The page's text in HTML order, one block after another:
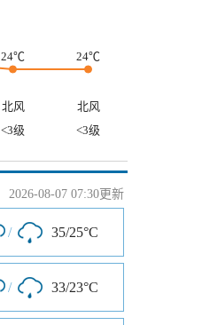
24℃ 24℃
北风
北风
<3级 <3级
2026-08-07 07:30更新
/ 35/25°C
/ 33/23°C